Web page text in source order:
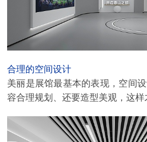
合理的空间设计
美丽是展馆最基本的表现，空间
容合理规划、还要造型美观，这样